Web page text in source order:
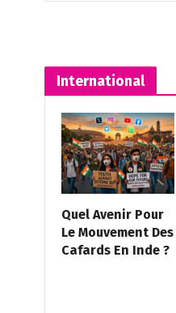
International
Quel Avenir Pour
Le Mouvement Des
Cafards En Inde ?